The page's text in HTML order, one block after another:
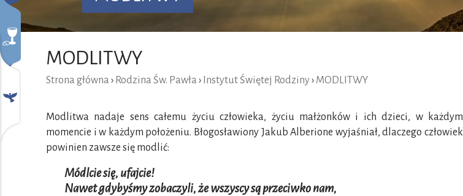
MODLITWY
Strona główna › Rodzina Św. Pawła › Instytut Świętej Rodziny› MODLITWY
Modlitwa nadaje sens całemu życiu człowieka, życiu małżonków i ich dzieci, w każdym
momencie i w każdym położeniu. Błogosławiony Jakub Alberione wyjaśniał, dlaczego człowiek
powinien zawsze się modlić:
Módlcie się, ufajcie!
Nawet gdybyśmy zobaczyli, że wszyscy są przeciwko nam,